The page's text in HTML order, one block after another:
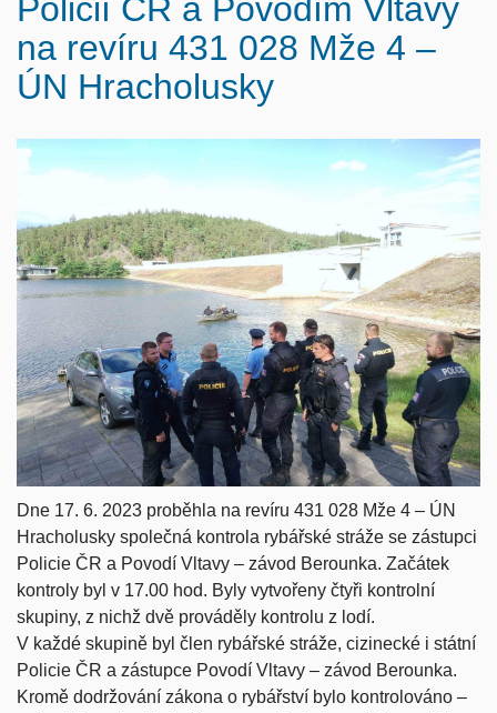
Policií ČR a Povodím Vltavy
na revíru 431 028 Mže 4 –
ÚN Hracholusky
Dne 17. 6. 2023 proběhla na revíru 431 028 Mže 4 – ÚN
Hracholusky společná kontrola rybářské stráže se zástupci
Policie ČR a Povodí Vltavy – závod Berounka. Začátek
kontroly byl v 17.00 hod. Byly vytvořeny čtyři kontrolní
skupiny, z nichž dvě prováděly kontrolu z lodí.
V každé skupině byl člen rybářské stráže, cizinecké i státní
Policie ČR a zástupce Povodí Vltavy – závod Berounka.
Kromě dodržování zákona o rybářství bylo kontrolováno –